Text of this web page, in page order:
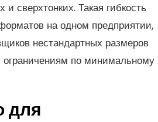
сверхтонких. Такая гибкость
на одном предприятии,
нестандартных размеров
ограничениям по минимальному
для